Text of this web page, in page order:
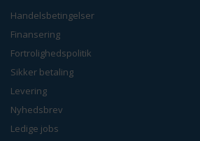
Handelsbetingelser
Finansering
Fortrolighedspolitik
Sikker betaling
Levering
Nyhedsbrev
Ledige jobs